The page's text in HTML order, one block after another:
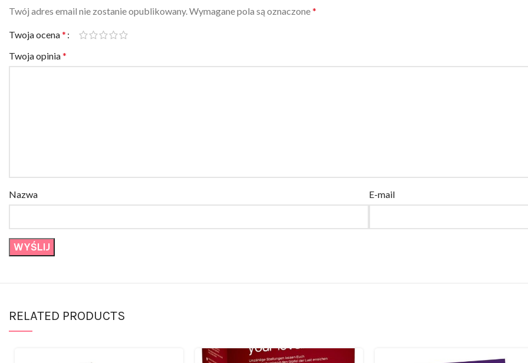
Twój adres email nie zostanie opublikowany. Wymagane pola są oznaczone*
Twoja ocena*
Twoja opinia*
Nazwa E-mail
RELATED PRODUCTS